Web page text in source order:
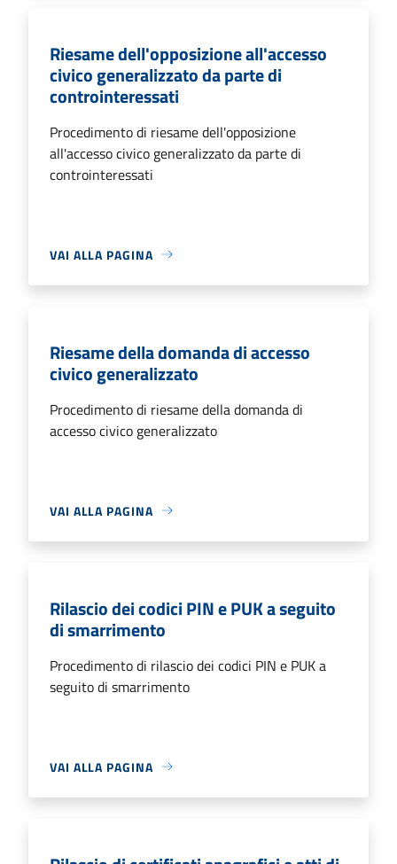
Riesame dell'opposizione all'accesso
civico generalizzato da parte di
controinteressati
Procedimento di riesame dell'opposizione
all'accesso civico generalizzato da parte di
controinteressati
VAI ALLA PAGINA
Riesame della domanda di accesso
civico generalizzato
Procedimento di riesame della domanda di
accesso civico generalizzato
VAI ALLA PAGINA
Rilascio dei codici PIN e PUK a seguito
di smarrimento
Procedimento di rilascio dei codici PIN e PUK a
seguito di smarrimento
VAI ALLA PAGINA